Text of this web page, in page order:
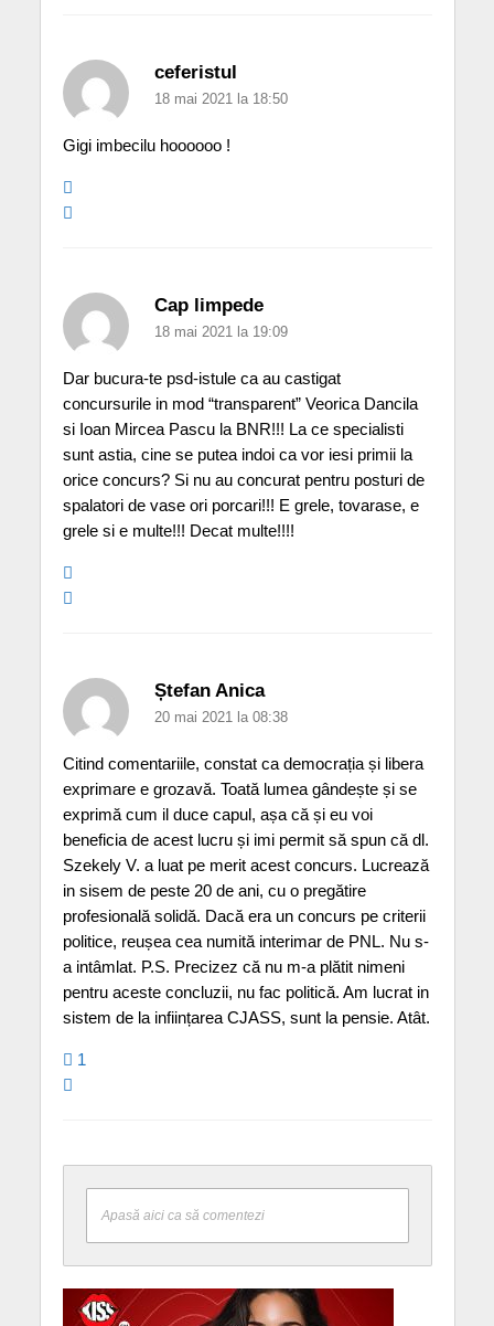
ceferistul
18 mai 2021 la 18:50
Gigi imbecilu hoooooo !
Cap limpede
18 mai 2021 la 19:09
Dar bucura-te psd-istule ca au castigat
concursurile in mod “transparent” Veorica Dancila
si Ioan Mircea Pascu la BNR!!! La ce specialisti
sunt astia, cine se putea indoi ca vor iesi primii la
orice concurs? Si nu au concurat pentru posturi de
spalatori de vase ori porcari!!! E grele, tovarase, e
grele si e multe!!! Decat multe!!!!
Ștefan Anica
20 mai 2021 la 08:38
Citind comentariile, constat ca democrația și libera
exprimare e grozavă. Toată lumea gândește și se
exprimă cum il duce capul, așa că și eu voi
beneficia de acest lucru și imi permit să spun că dl.
Szekely V. a luat pe merit acest concurs. Lucrează
in sisem de peste 20 de ani, cu o pregătire
profesională solidă. Dacă era un concurs pe criterii
politice, reușea cea numită interimar de PNL. Nu s-
a intâmlat. P.S. Precizez că nu m-a plătit nimeni
pentru aceste concluzii, nu fac politică. Am lucrat in
sistem de la inființarea CJASS, sunt la pensie. Atât.
1
Apasă aici ca să comentezi